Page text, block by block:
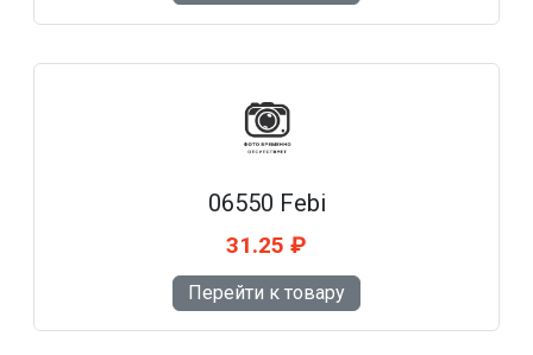
06550 Febi
31.25 ₽
Перейти к товару